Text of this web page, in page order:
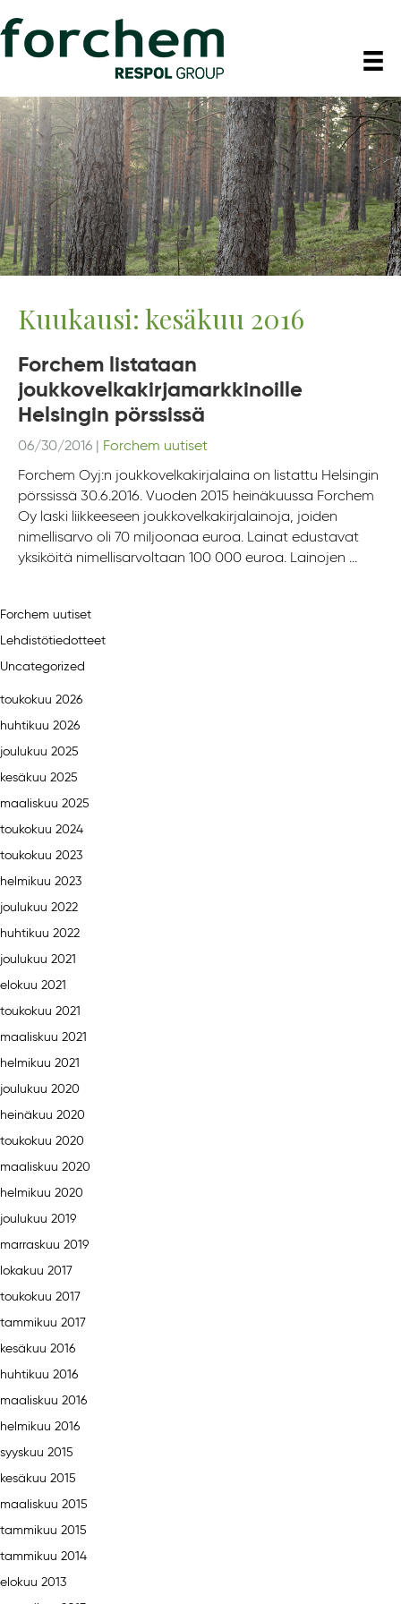
Kuukausi: kesäkuu 2016
Forchem listataan
joukkovelkakirjamarkkinoille
Helsingin pörssissä
06/30/2016 Forchem uutiset
Forchem Oyj:n joukkovelkakirjalaina on listattu Helsingin
pörssissä 30.6.2016. Vuoden 2015 heinäkuussa Forchem
Oy laski liikkeeseen joukkovelkakirjalainoja, joiden
nimellisarvo oli 70 miljoonaa euroa. Lainat edustavat
yksiköitä nimellisarvoltaan 100 000 euroa. Lainojen ...
Forchem uutiset
Lehdistötiedotteet
Uncategorized
toukokuu 2026
huhtikuu 2026
joulukuu 2025
kesäkuu 2025
maaliskuu 2025
toukokuu 2024
toukokuu 2023
helmikuu 2023
joulukuu 2022
huhtikuu 2022
joulukuu 2021
elokuu 2021
toukokuu 2021
maaliskuu 2021
helmikuu 2021
joulukuu 2020
heinäkuu 2020
toukokuu 2020
maaliskuu 2020
helmikuu 2020
joulukuu 2019
marraskuu 2019
lokakuu 2017
toukokuu 2017
tammikuu 2017
kesäkuu 2016
huhtikuu 2016
maaliskuu 2016
helmikuu 2016
syyskuu 2015
kesäkuu 2015
maaliskuu 2015
tammikuu 2015
tammikuu 2014
elokuu 2013